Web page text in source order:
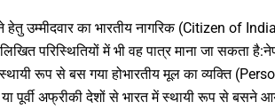
हेतु उम्मीदवार का भारतीय नागरिक (Citizen of
परिस्थितियों में भी वह पात्र माना जा सकता
रूप से बस गया होभारतीय मूल का व्यक्ति
या पूर्वी अफ्रीकी देशों से भारत में स्थायी रूप से बसने